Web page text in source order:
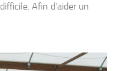
Afin d’aider un